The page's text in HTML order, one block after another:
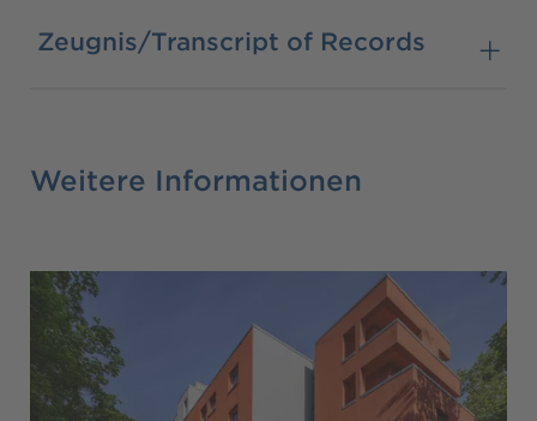
Zeugnis/Transcript of Records
Weitere Informationen